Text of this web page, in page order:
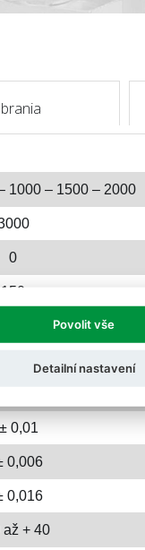
1000 – 1500 – 2000
0
150
0,01
0,006
0,016
až + 40
Povolit vše
Detailní nastavení